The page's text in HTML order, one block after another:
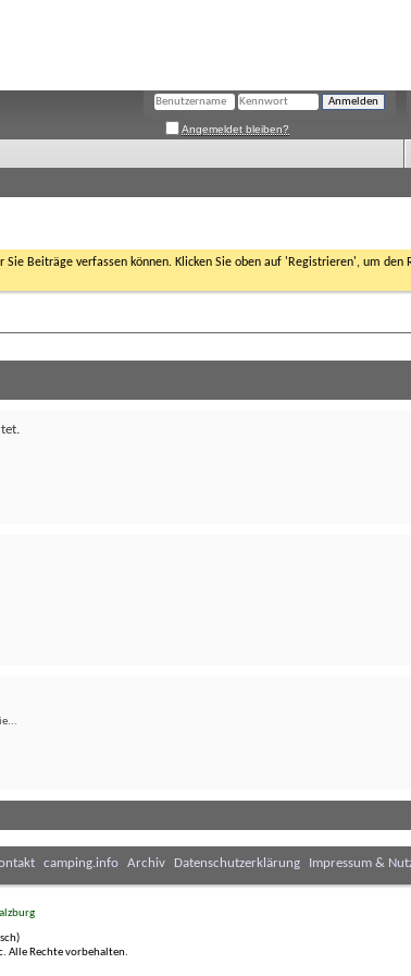
Angemeldet bleiben?
Sie Beiträge verfassen können. Klicken Sie oben auf 'Registrieren', um den
camping.info Archiv Datenschutzerklärung Impressum &
Alle Rechte vorbehalten.